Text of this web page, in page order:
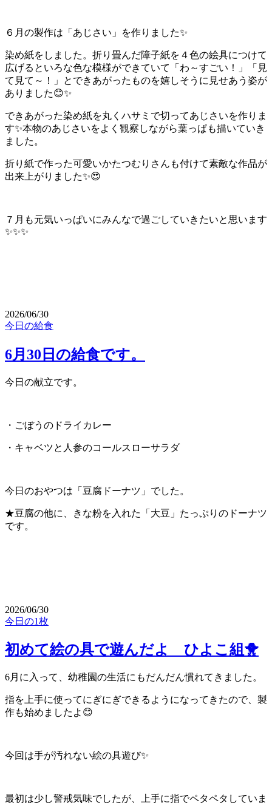
６月の製作は「あじさい」を作りました✨
染め紙をしました。折り畳んだ障子紙を４色の絵具につけて
広げるといろな色な模様ができていて「わ～すごい！」「見
て見て～！」とできあがったものを嬉しそうに見せあう姿が
ありました😊✨
できあがった染め紙を丸くハサミで切ってあじさいを作りま
す✨本物のあじさいをよく観察しながら葉っぱも描いていき
ました。
折り紙で作った可愛いかたつむりさんも付けて素敵な作品が
出来上がりました✨😍
７月も元気いっぱいにみんなで過ごしていきたいと思います
✨✨✨
2026/06/30
今日の給食
6月30日の給食です。
今日の献立です。
・ごぼうのドライカレー
・キャベツと人参のコールスローサラダ
今日のおやつは「豆腐ドーナツ」でした。
★豆腐の他に、きな粉を入れた「大豆」たっぷりのドーナツ
です。
2026/06/30
今日の1枚
初めて絵の具で遊んだよ ひよこ組🐥
6月に入って、幼稚園の生活にもだんだん慣れてきました。
指を上手に使ってにぎにぎできるようになってきたので、製
作も始めましたよ😊
今回は手が汚れない絵の具遊び✨
最初は少し警戒気味でしたが、上手に指でペタペタしていま